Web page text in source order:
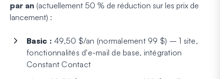
par an (actuellement 50 % de réduction sur les prix de
lancement) :
Basic : 49,50 $/an (normalement 99 $) – 1 site,
fonctionnalités d'e-mail de base, intégration
Constant Contact